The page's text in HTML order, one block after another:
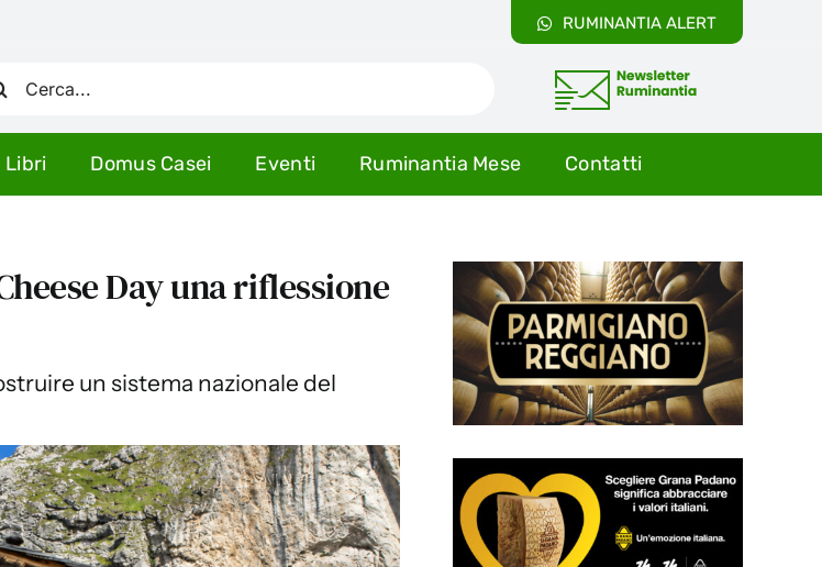
RUMINANTIA ALERT
Libri Domus Casei Eventi Ruminantia Mese Contatti
Day una riflessione
un sistema nazionale del